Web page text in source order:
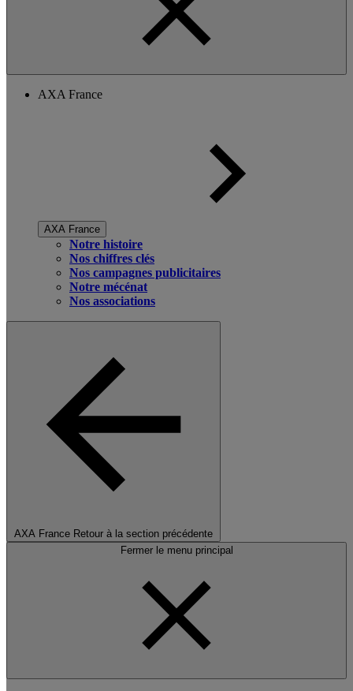
AXA France
AXA France
Notre histoire
Nos chiffres clés
Nos campagnes publicitaires
Notre mécénat
Nos associations
AXA France Retour à la section précédente
Fermer le menu principal